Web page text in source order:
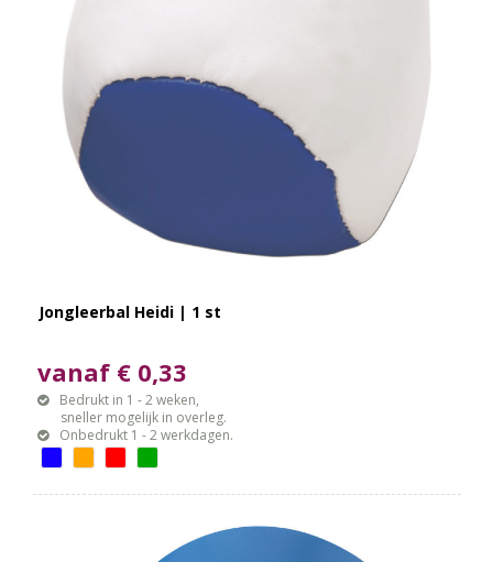
Jongleerbal Heidi | 1 st
vanaf € 0,33
Bedrukt in 1 - 2 weken,
sneller mogelijk in overleg.
Onbedrukt 1 - 2 werkdagen.